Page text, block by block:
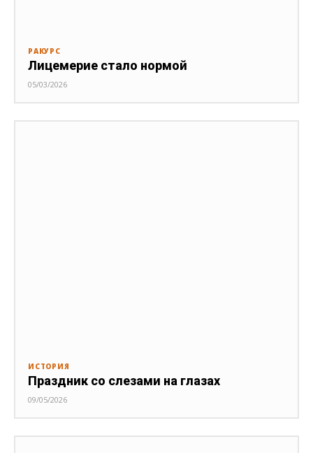
РАКУРС
Лицемерие стало нормой
05/03/2026
ИСТОРИЯ
Праздник со слезами на глазах
09/05/2026